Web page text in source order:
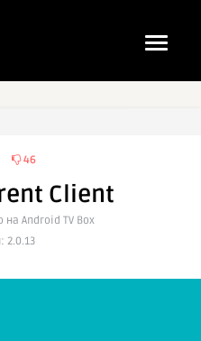
46
Client
на Android TV Box
2.0.13